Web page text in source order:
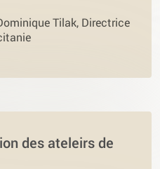
Tilak, Directrice
des ateleirs de